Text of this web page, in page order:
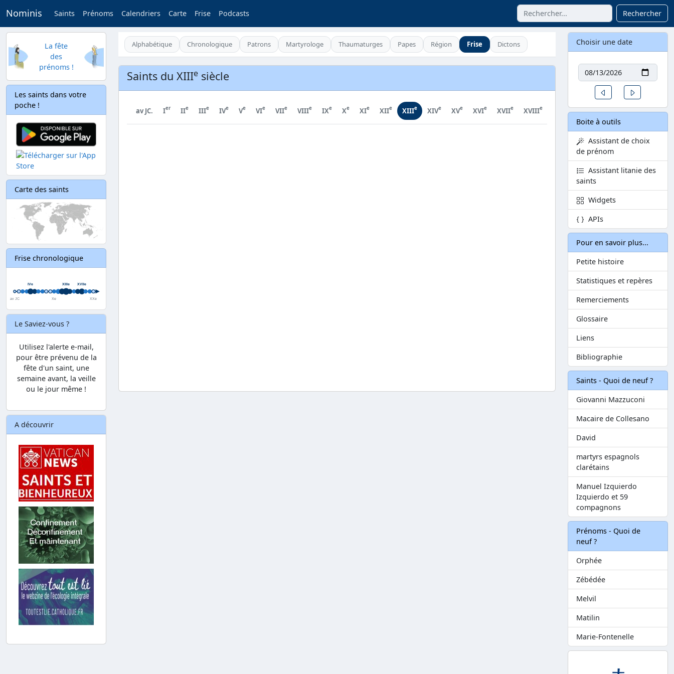
Nominis Saints Prénoms Calendriers Carte Frise Podcasts Rechercher
La fête
des
prénoms !
Les saints dans votre
poche !
Carte des saints
Frise chronologique
Le Saviez-vous ?
Utilisez l'alerte e-mail,
pour être prévenu de la
fête d'un saint, une
semaine avant, la veille
ou le jour même !
A découvrir
Alphabétique Chronologique Patrons Martyrologe Thaumaturges Papes Région Frise Dictons
Saints du XIIIe siècle
av JC. Ier IIe IIIe IVe Ve VIe VIIe VIIIe IXe Xe XIe XIIe XIIIe XIVe XVe XVIe XVIIe XVIIIe XXe XXIe
Choisir une date
Date
Un jour avant
Boite à outils
Assistant de choix
de prénom
Assistant litanie des
saints
Widgets
APIs
Pour en savoir plus...
Petite histoire
Statistiques et repères
Remerciements
Glossaire
Liens
Bibliographie
Saints - Quoi de neuf ?
Giovanni Mazzuconi
Macaire de Collesano
David
martyrs espagnols
clarétains
Manuel Izquierdo
Izquierdo et 59
compagnons
Prénoms - Quoi de
neuf ?
Orphée
Zébédée
Melvil
Matilin
Marie-Fontenelle